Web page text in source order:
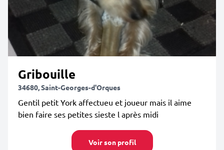
Gribouille
34680, Saint-Georges-d'Orques
Gentil petit York affectueu et joueur mais il aime
bien faire ses petites sieste l après midi
Voir son profil